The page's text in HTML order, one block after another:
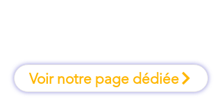
Voir notre page dédiée